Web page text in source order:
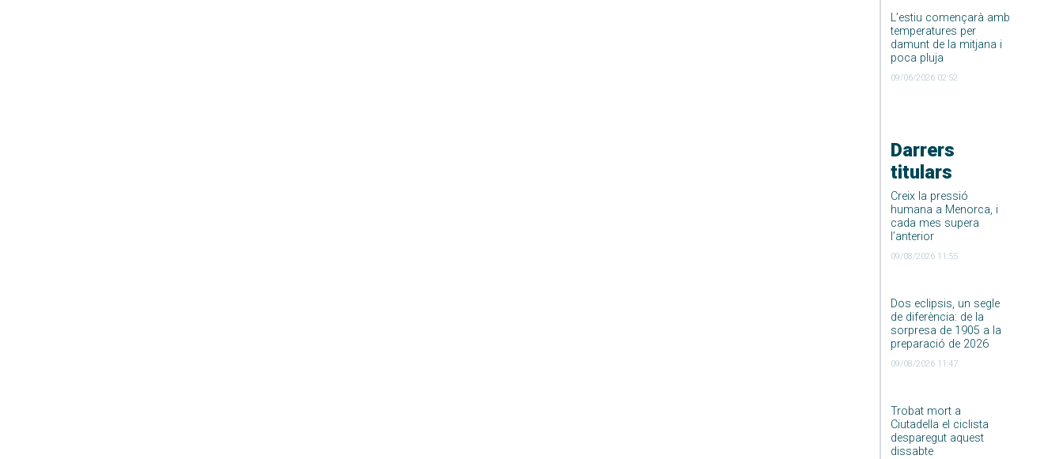
L’estiu començarà amb
temperatures per
damunt de la mitjana i
poca pluja
09/06/2026 02:52
Darrers
titulars
Creix la pressió
humana a Menorca, i
cada mes supera
l’anterior
09/08/2026 11:55
Dos eclipsis, un segle
de diferència: de la
sorpresa de 1905 a la
preparació de 2026
09/08/2026 11:47
Trobat mort a
Ciutadella el ciclista
desparegut aquest
dissabte